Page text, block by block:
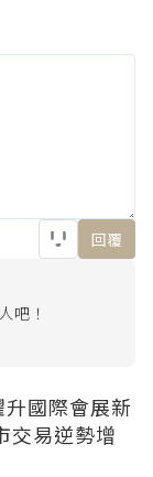
回覆
吧！
國際會展新
交易逆勢增